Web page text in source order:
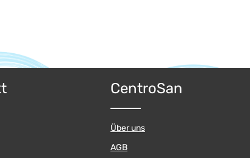
CentroSan
Über uns
AGB